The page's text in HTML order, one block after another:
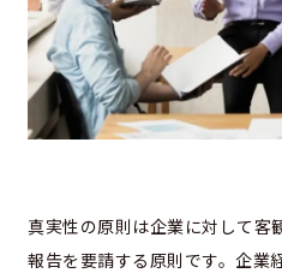
真実性の原則は企業に対して客
報告を要請する原則です。企業